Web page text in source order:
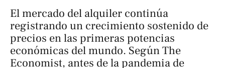
El mercado del alquiler continúa
registrando un crecimiento sostenido de
precios en las primeras potencias
económicas del mundo. SegúnThe
Economist, antes de la pandemia de